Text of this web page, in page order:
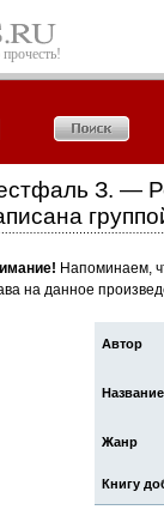
З. —
Напоминаем,
на данное
Автор
Название
Жанр
Книгу